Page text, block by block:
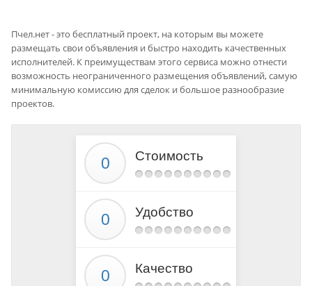
Пчел.нет - это бесплатный проект, на которым вы можете
размещать свои объявления и быстро находить качественных
исполнителей. К преимуществам этого сервиса можно отнести
возможность неограниченного размещения объявлений, самую
минимальную комиссию для сделок и большое разнообразие
проектов.
Стоимость
Удобство
Качество